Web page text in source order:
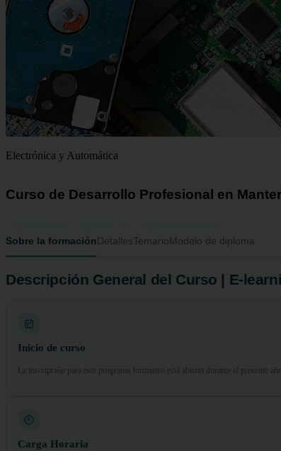
Electrónica y Automática
Curso de Desarrollo Profesional en
Sobre la formaciónDetallesTemarioModelo de diploma
Descripción General del Curso | E-
Inicio de curso
La inscripción para este programa formativo está abierta durante el presente
Carga Horaria